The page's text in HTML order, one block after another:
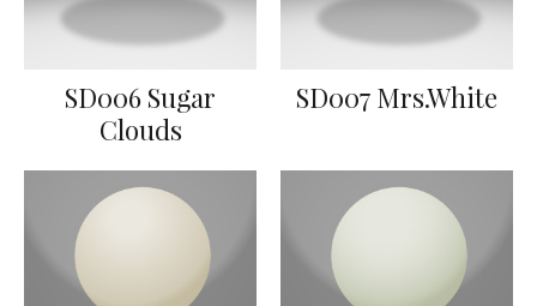
SD006 Sugar
Clouds
SD007 Mrs.White